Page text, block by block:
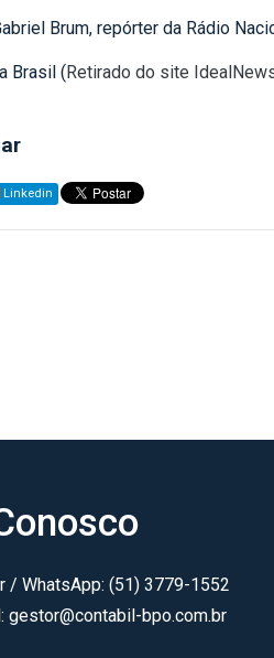
Brum, repórter da Rádio
Brasil (Retirado do site
Linkedin
/ WhatsApp: (51) 3779-1552
gestor@contabil-bpo.com.br